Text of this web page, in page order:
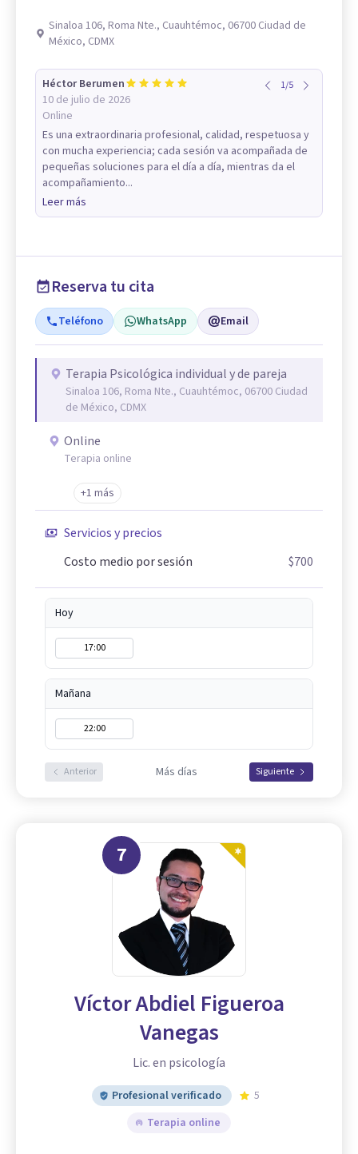
Sinaloa 106, Roma Nte., Cuauhtémoc, 06700 Ciudad de
México, CDMX
Héctor Berumen
10 de julio de 2026
Online
1/5
Es una extraordinaria profesional, calidad, respetuosa y
con mucha experiencia; cada sesión va acompañada de
pequeñas soluciones para el día a día, mientras da el
acompañamiento...
Leer más
Reserva tu cita
Teléfono WhatsApp Email
Terapia Psicológica individual y de pareja
Sinaloa 106, Roma Nte., Cuauhtémoc, 06700 Ciudad
de México, CDMX
Online
Terapia online
+1 más
Servicios y precios
Costo medio por sesión
$700
Hoy
17:00
Mañana
22:00
Anterior Más días Siguiente
7
Víctor Abdiel Figueroa
Vanegas
Lic. en psicología
Profesional verificado
5
Terapia online